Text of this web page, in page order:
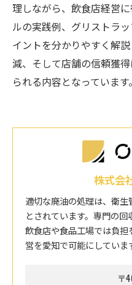
理しながら、飲食店経営
ルの実践例、グリストラ
イントを分かりやすく解
減、そして店舗の信頼獲
られる内容となっています。
株式会
適切な廃油の処理は、衛
とされています。専門の回
飲食店や食品工場では負
営を愛知で可能にしていま
〒